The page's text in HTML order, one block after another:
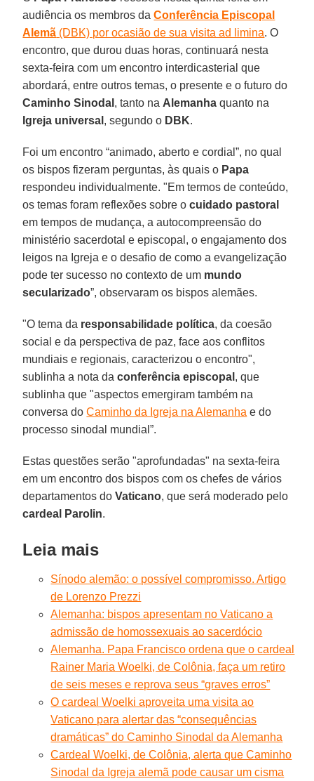
audiência os membros daConferência Episcopal
Alemã (DBK) por ocasião de sua visita ad limina. O
encontro, que durou duas horas, continuará nesta
sexta-feira com um encontro interdicasterial que
abordará, entre outros temas, o presente e o futuro do
Caminho Sinodal , tanto na Alemanha quanto na
Igreja universal , segundo o DBK.
Foi um encontro “animado, aberto e cordial”, no qual
os bispos fizeram perguntas, às quais o Papa
respondeu individualmente. "Em termos de conteúdo,
os temas foram reflexões sobre o cuidado pastoral
em tempos de mudança, a autocompreensão do
ministério sacerdotal e episcopal, o engajamento dos
leigos na Igreja e o desafio de como a evangelização
pode ter sucesso no contexto de um mundo
secularizado”, observaram os bispos alemães.
"O tema da responsabilidade política, da coesão
social e da perspectiva de paz, face aos conflitos
mundiais e regionais, caracterizou o encontro",
sublinha a nota daconferência episcopal , que
sublinha que "aspectos emergiram também na
conversa do Caminho da Igreja na Alemanha e do
processo sinodal mundial”.
Estas questões serão "aprofundadas" na sexta-feira
em um encontro dos bispos com os chefes de vários
departamentos do Vaticano, que será moderado pelo
cardeal Parolin.
Leia mais
Sínodo alemão: o possível compromisso. Artigo
de Lorenzo Prezzi
Alemanha: bispos apresentam no Vaticano a
admissão de homossexuais ao sacerdócio
Alemanha. Papa Francisco ordena que o cardeal
Rainer Maria Woelki, de Colônia, faça um retiro
de seis meses e reprova seus “graves erros”
O cardeal Woelki aproveita uma visita ao
Vaticano para alertar das “consequências
dramáticas” do Caminho Sinodal da Alemanha
Cardeal Woelki, de Colônia, alerta que Caminho
Sinodal da Igreja alemã pode causar um cisma